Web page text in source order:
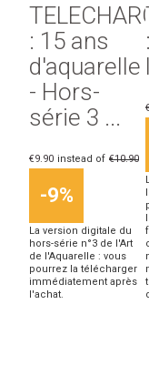
: 15 ans
d'aquarelle
- Hors-
série 3 ...
€9.90 instead of €10.90
-9%
La version digitale du
hors-série n°3 de l'Art
de l'Aquarelle : vous
pourrez la télécharger
immédiatement après
l'achat.